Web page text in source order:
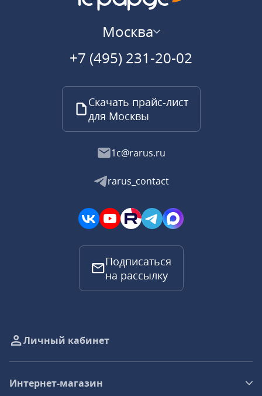
Москва
+7 (495) 231-20-02
Скачать прайс-лист
для Москвы
1c@rarus.ru
rarus_contact
Подписаться
на рассылку
Личный кабинет
Интернет-магазин